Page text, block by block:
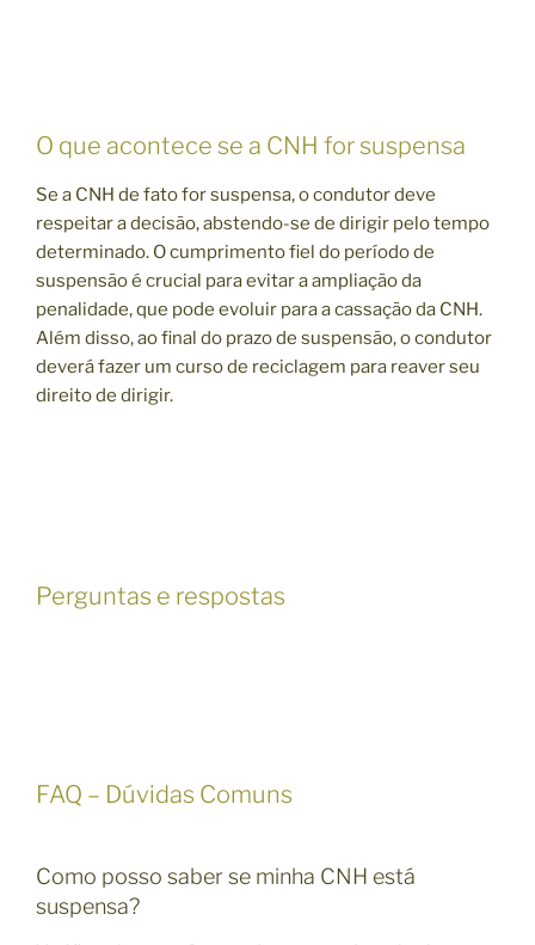
O que acontece se a CNH for suspensa
Se a CNH de fato for suspensa, o condutor deve
respeitar a decisão, abstendo-se de dirigir pelo tempo
determinado. O cumprimento fiel do período de
suspensão é crucial para evitar a ampliação da
penalidade, que pode evoluir para a cassação da CNH.
Além disso, ao final do prazo de suspensão, o condutor
deverá fazer um curso de reciclagem para reaver seu
direito de dirigir.
Perguntas e respostas
FAQ – Dúvidas Comuns
Como posso saber se minha CNH está
suspensa?